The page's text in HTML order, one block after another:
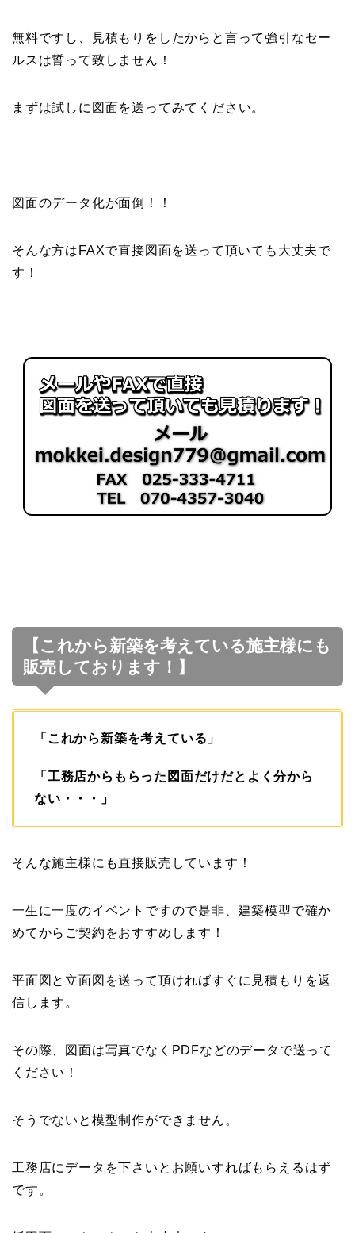
無料ですし、見積もりをしたからと言って強引なセー
ルスは誓って致しません！
まずは試しに図面を送ってみてください。
図面のデータ化が面倒！！
そんな方はFAXで直接図面を送って頂いても大丈夫で
す！
【これから新築を考えている施主様にも
販売しております！】
「これから新築を考えている」
「工務店からもらった図面だけだとよく分から
ない・・・」
そんな施主様にも直接販売しています！
一生に一度のイベントですので是非、建築模型で確か
めてからご契約をおすすめします！
平面図と立面図を送って頂ければすぐに見積もりを返
信します。
その際、図面は写真でなくPDFなどのデータで送って
ください！
そうでないと模型制作ができません。
工務店にデータを下さいとお願いすればもらえるはず
です。